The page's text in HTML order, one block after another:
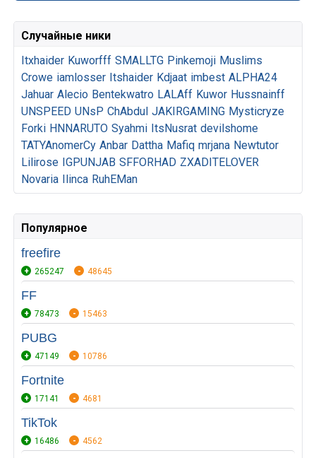
Случайные ники
Itxhaider Kuworfff SMALLTG Pinkemoji Muslims
Crowe iamlosser Itshaider Kdjaat imbest ALPHA24
Jahuar Alecio Bentekwatro LALAff Kuwor Hussnainff
UNSPEED UNsP ChAbdul JAKIRGAMING Mysticryze
Forki HNNARUTO Syahmi ItsNusrat devilshome
TATYAnomerCy Anbar Dattha Mafiq mrjana Newtutor
Lilirose IGPUNJAB SFFORHAD ZXADITELOVER
Novaria Ilinca RuhEMan
Популярное
freefire
265247 48645
FF
78473 15463
PUBG
47149 10786
Fortnite
17141 4681
TikTok
16486 4562